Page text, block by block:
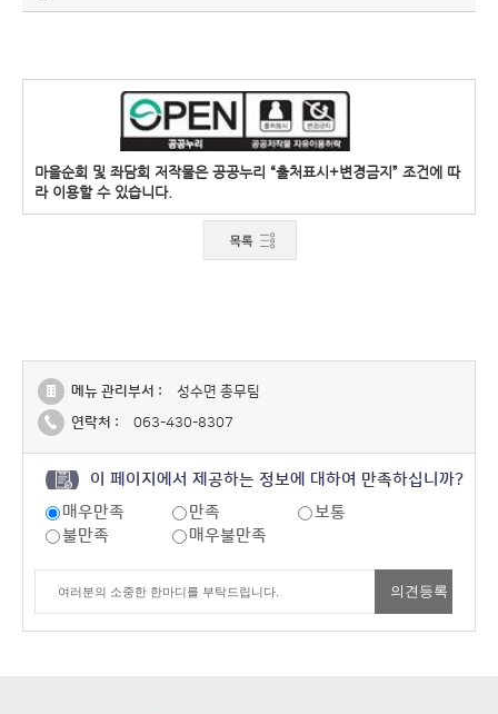
마을순회 및 좌담회 저작물은 공공누리 “출처표시+변경금지” 조건에 따
라 이용할 수 있습니다.
메뉴 관리부서 :
성수면 총무팀
연락처 :
063-430-8307
이 페이지에서 제공하는 정보에 대하여 만족하십니까?
매우만족
만족
보통
불만족
매우불만족